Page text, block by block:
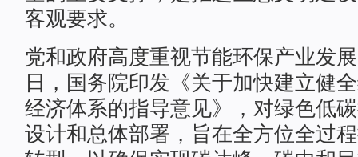
客观要求。
党和政府高度重视节能环保产业发
日，国务院印发《关于加快建立健
经济体系的指导意见》，对绿色低
设计和总体部署，旨在全方位全过